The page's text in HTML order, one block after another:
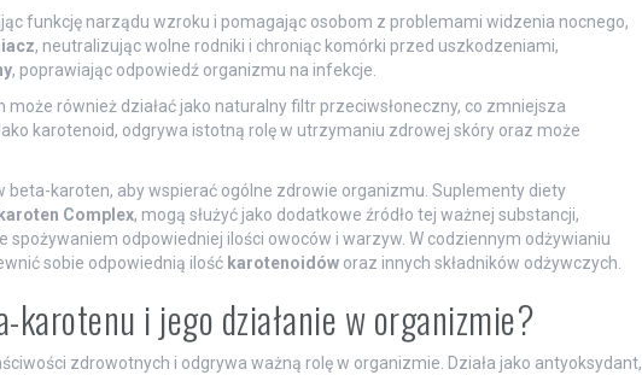
funkcję narządu wzroku i pomagając osobom z problemami widzenia nocnego,
, neutralizując wolne rodniki i chroniąc komórki przed uszkodzeniami,
, poprawiając odpowiedź organizmu na infekcje.
również działać jako naturalny filtr przeciwsłoneczny, co zmniejsza
karotenoid, odgrywa istotną rolę w utrzymaniu zdrowej skóry oraz może
beta-karoten, aby wspierać ogólne zdrowie organizmu. Suplementy diety
Complex, mogą służyć jako dodatkowe źródło tej ważnej substancji,
spożywaniem odpowiedniej ilości owoców i warzyw. W codziennym odżywianiu
sobie odpowiednią ilość karotenoidóworaz innych składników odżywczych.
karotenu i jego działanie w organizmie?
zdrowotnych i odgrywa ważną rolę w organizmie. Działa jako antyoksydant,